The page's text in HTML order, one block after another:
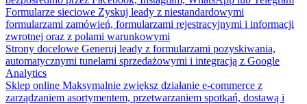
Formularze sieciowe Zyskuj leady z niestandardowymi
formularzami zamówień, formularzami rejestracyjnymi i informacji
zwrotnej oraz z polami warunkowymi
Strony docelowe Generuj leady z formularzami pozyskiwania,
automatycznymi tunelami sprzedażowymi i integracją z Google
Analytics
Sklep online Maksymalnie zwiększ działanie e-commerce z
zarządzaniem asortymentem, przetwarzaniem spotkań, dostawą i